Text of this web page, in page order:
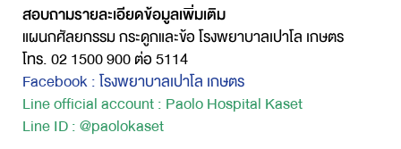
สอบถามรายละเอียดข้อมูลเพิ่มเติม
แผนกศัลยกรรม กระดูกและข้อ โรงพยาบาลเปาโล เกษตร
โทร. 02 1500 900 ต่อ 5114
Facebook : โรงพยาบาลเปาโล เกษตร
Line official account : Paolo Hospital Kaset
Line ID : @paolokaset